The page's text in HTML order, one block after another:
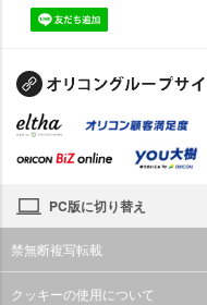
PC版に切り替え
禁無断複写転載
クッキーの使用について